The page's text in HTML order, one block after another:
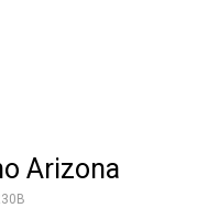
Arizona